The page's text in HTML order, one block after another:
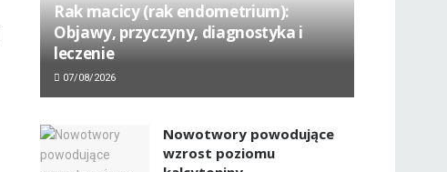
Rak macicy (rak endometrium):
Objawy, przyczyny, diagnostyka i
leczenie
07/08/2026
Nowotwory powodujące
wzrost poziomu